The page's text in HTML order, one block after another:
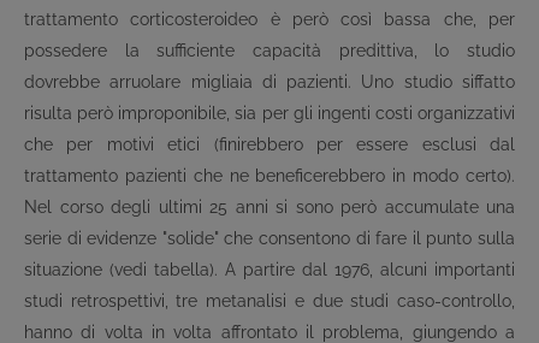
trattamento corticosteroideo è però così bassa che, per
possedere la sufficiente capacità predittiva, lo studio
dovrebbe arruolare migliaia di pazienti. Uno studio siffatto
risulta però improponibile, sia per gli ingenti costi organizzativi
che per motivi etici (finirebbero per essere esclusi dal
trattamento pazienti che ne beneficerebbero in modo certo).
Nel corso degli ultimi 25 anni si sono però accumulate una
serie di evidenze "solide" che consentono di fare il punto sulla
situazione (vedi tabella). A partire dal 1976, alcuni importanti
studi retrospettivi, tre metanalisi e due studi caso-controllo,
hanno di volta in volta affrontato il problema, giungendo a